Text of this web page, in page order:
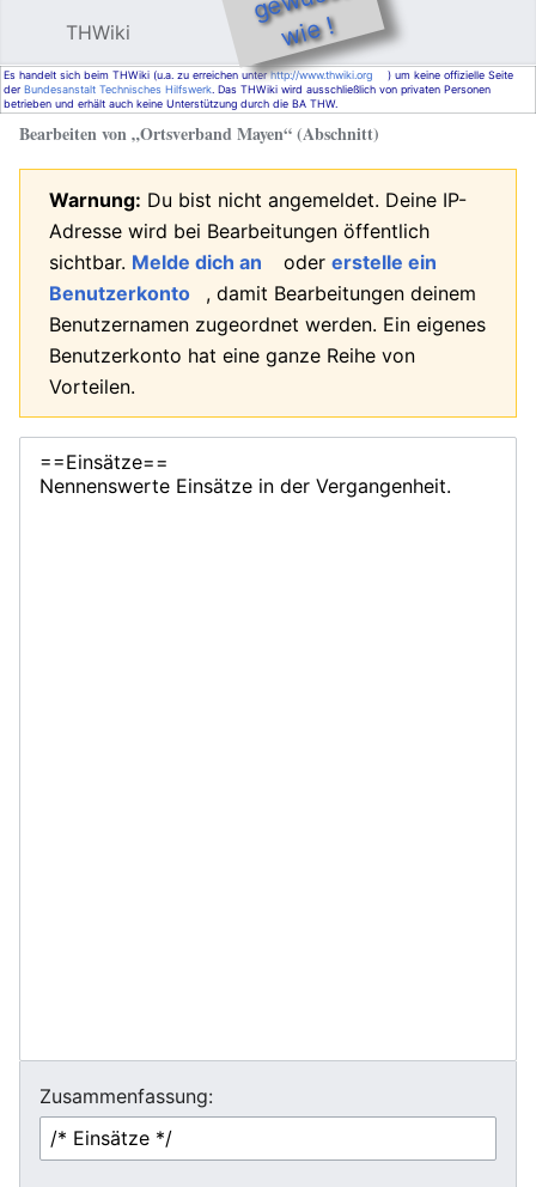
THWiki e !
Es handelt sich beim THWiki (u.a. zu erreichen unterhttp://www.thwiki.org
) um keine offizielle Seite
derBundesanstalt Technisches Hilfswerk. Das THWiki wird ausschließlich von privaten Personen
betrieben und erhält auch keine Unterstützung durch die BA THW.
Bearbeiten von „Ortsverband Mayen“ (Abschnitt)
Warnung: Du bist nicht angemeldet. Deine IP-
Adresse wird bei Bearbeitungen öffentlich
sichtbar. Melde dich an oder erstelle ein
Benutzerkonto
, damit Bearbeitungen deinem
Benutzernamen zugeordnet werden. Ein eigenes
Benutzerkonto hat eine ganze Reihe von
Vorteilen.
Zusammenfassung: